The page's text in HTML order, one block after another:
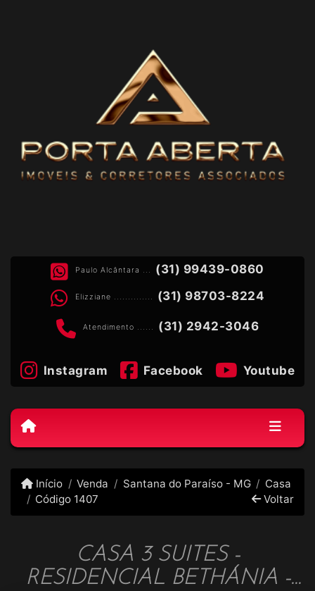
Paulo Alcântara ... (31) 99439-0860
Elizziane .............. (31) 98703-8224
Atendimento ...... (31) 2942-3046
Instagram Facebook Youtube
Início Venda Santana do Paraíso - MG
Casa
Código 1407
Voltar
CASA 3 SUITES -
RESIDENCIAL BETHÁNIA -